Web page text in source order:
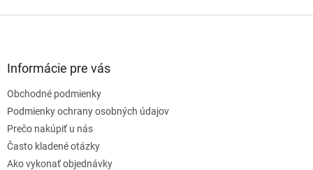
Informácie pre vás
Obchodné podmienky
Podmienky ochrany osobných údajov
Prečo nakúpiť u nás
Často kladené otázky
Ako vykonať objednávky